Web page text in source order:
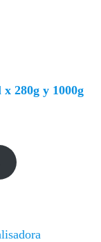
280g y 1000g
desde
$120,900
precios:
desde